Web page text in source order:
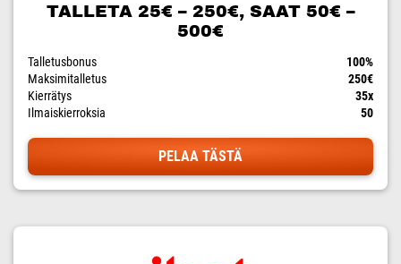
TALLETA 25€ – 250€, SAAT 50€ –
500€
Talletusbonus
100%
Maksimitalletus
250€
Kierrätys
35x
Ilmaiskierroksia
50
PELAA TÄSTÄ